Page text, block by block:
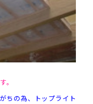
。
ちの為、トップライト